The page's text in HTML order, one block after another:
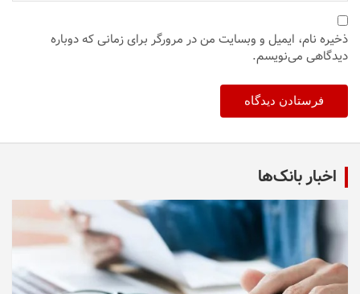
ذخیره نام، ایمیل و وبسایت من در مرورگر برای زمانی که دوباره
دیدگاهی می‌نویسم.
اخبار بانک‌ها